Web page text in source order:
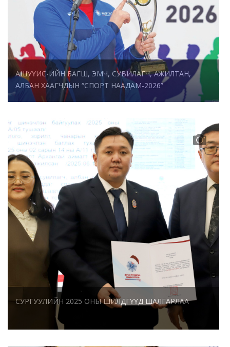
АШУҮИС-ИЙН БАГШ, ЭМЧ, СУВИЛАГЧ, АЖИЛТАН,
АЛБАН ХААГЧДЫН “СПОРТ НААДАМ-2026”
СУРГУУЛИЙН 2025 ОНЫ ШИЛДГҮҮД ШАЛГАРЛАА